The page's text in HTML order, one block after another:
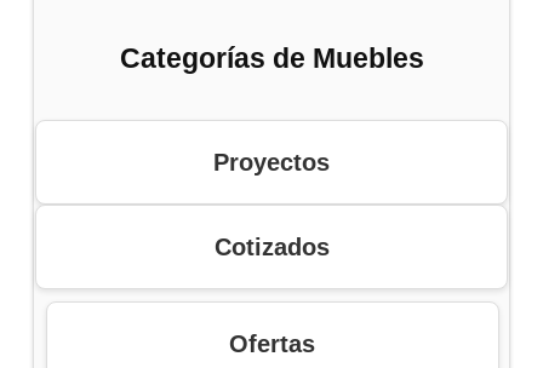
Categorías de Muebles
Proyectos
Cotizados
Ofertas